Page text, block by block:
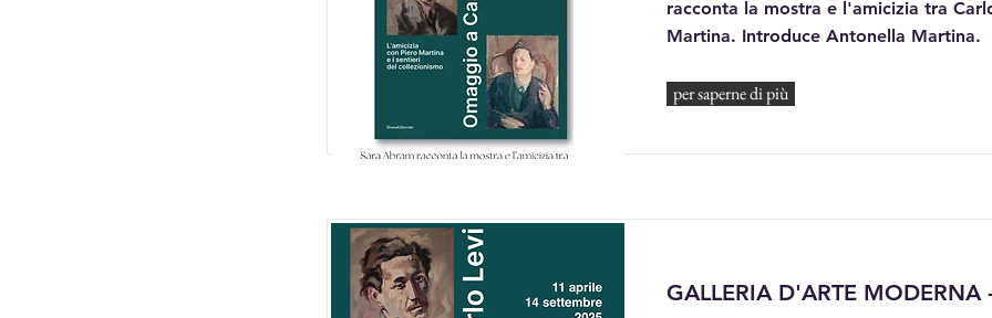
racconta la mostra e l'amicizia tra
Martina. Introduce Antonella Martina.
per saperne di più
GALLERIA D'ARTE MODERNA